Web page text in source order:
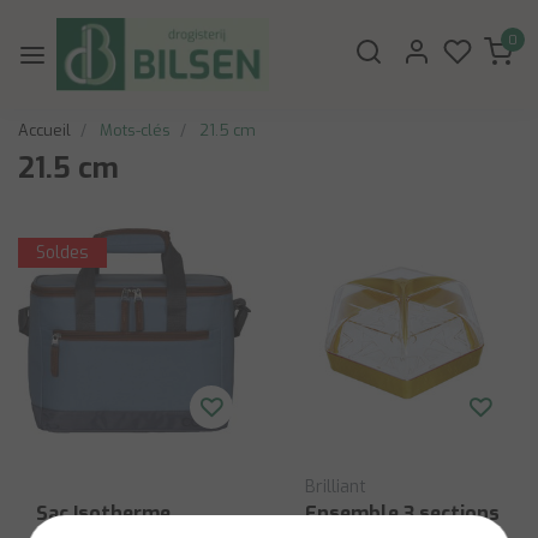
0
Accueil Mots-clés 21.5 cm
21.5 cm
Soldes
Sac Isotherme
Brilliant
Ensemble 3 sections